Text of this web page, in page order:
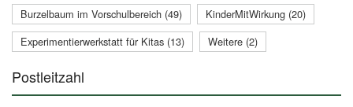
Burzelbaum im Vorschulbereich (49)
KinderMitWirkung (20)
Experimentierwerkstatt für Kitas (13)
Weitere (2)
Postleitzahl